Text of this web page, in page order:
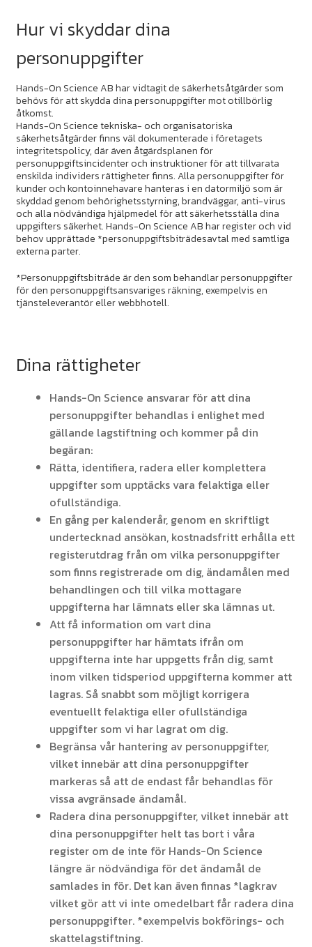
Hur vi skyddar dina
personuppgifter
Hands-On Science AB har vidtagit de säkerhetsåtgärder som
behövs för att skydda dina personuppgifter mot otillbörlig
åtkomst.
Hands-On Science tekniska- och organisatoriska
säkerhetsåtgärder finns väl dokumenterade i företagets
integritetspolicy, där även åtgärdsplanen för
personuppgiftsincidenter och instruktioner för att tillvarata
enskilda individers rättigheter finns. Alla personuppgifter för
kunder och kontoinnehavare hanteras i en datormiljö som är
skyddad genom behörighetsstyrning, brandväggar, anti-virus
och alla nödvändiga hjälpmedel för att säkerhetsställa dina
uppgifters säkerhet. Hands-On Science AB har register och vid
behov upprättade *personuppgiftsbiträdesavtal med samtliga
externa parter.
*Personuppgiftsbiträde är den som behandlar personuppgifter
för den personuppgiftsansvariges räkning, exempelvis en
tjänsteleverantör eller webbhotell.
Dina rättigheter
Hands-On Science ansvarar för att dina
personuppgifter behandlas i enlighet med
gällande lagstiftning och kommer på din
begäran:
Rätta, identifiera, radera eller komplettera
uppgifter som upptäcks vara felaktiga eller
ofullständiga.
En gång per kalenderår, genom en skriftligt
undertecknad ansökan, kostnadsfritt erhålla ett
registerutdrag från om vilka personuppgifter
som finns registrerade om dig, ändamålen med
behandlingen och till vilka mottagare
uppgifterna har lämnats eller ska lämnas ut.
Att få information om vart dina
personuppgifter har hämtats ifrån om
uppgifterna inte har uppgetts från dig, samt
inom vilken tidsperiod uppgifterna kommer att
lagras. Så snabbt som möjligt korrigera
eventuellt felaktiga eller ofullständiga
uppgifter som vi har lagrat om dig.
Begränsa vår hantering av personuppgifter,
vilket innebär att dina personuppgifter
markeras så att de endast får behandlas för
vissa avgränsade ändamål.
Radera dina personuppgifter, vilket innebär att
dina personuppgifter helt tas bort i våra
register om de inte för Hands-On Science
längre är nödvändiga för det ändamål de
samlades in för. Det kan även finnas *lagkrav
vilket gör att vi inte omedelbart får radera dina
personuppgifter. *exempelvis bokförings- och
skattelagstiftning.